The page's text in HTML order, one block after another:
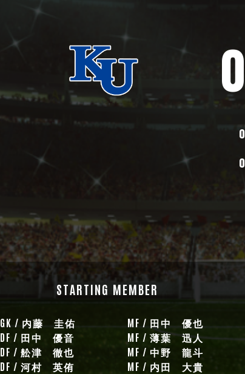
0
0
0
STARTING MEMBER
GK / 内藤 圭佑
DF / 田中 優音
DF / 舩津 徹也
DF / 河村 英侑
MF / 田中 優也
MF / 薄葉 迅人
MF / 中野 龍斗
MF / 内田 大貴